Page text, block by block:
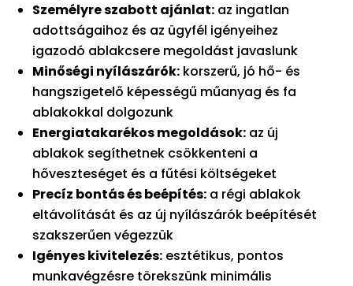
Személyre szabott ajánlat: az ingatlan
adottságaihoz és az ügyfél igényeihez
igazodó ablakcsere megoldást javaslunk
Minőségi nyílászárók: korszerű, jó hő- és
hangszigetelő képességű műanyag és fa
ablakokkal dolgozunk
Energiatakarékos megoldások: az új
ablakok segíthetnek csökkenteni a
hőveszteséget és a fűtési költségeket
Precíz bontás és beépítés: a régi ablakok
eltávolítását és az új nyílászárók beépítését
szakszerűen végezzük
Igényes kivitelezés: esztétikus, pontos
munkavégzésre törekszünk minimális